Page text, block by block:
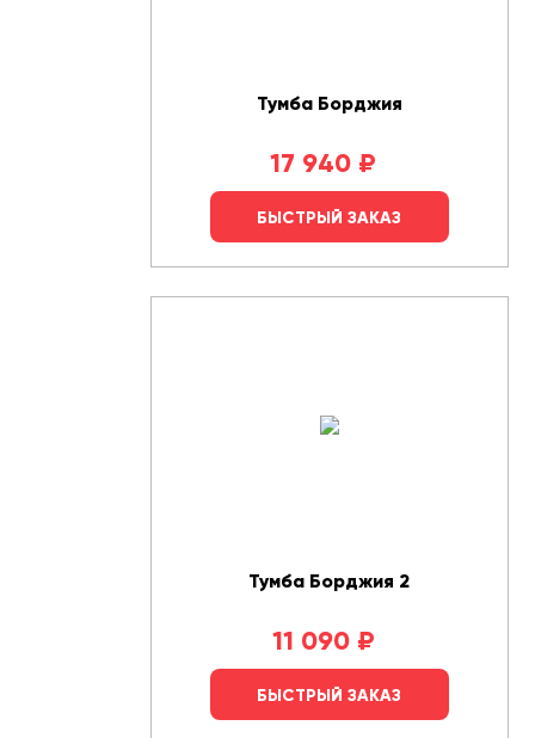
Тумба Борджия
17 940 ₽
БЫСТРЫЙ ЗАКАЗ
Тумба Борджия 2
11 090 ₽
БЫСТРЫЙ ЗАКАЗ